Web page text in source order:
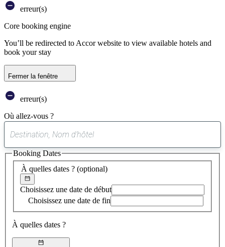
erreur(s)
Core booking engine
You’ll be redirected to Accor website to view available hotels and
book your stay
Fermer la fenêtre
erreur(s)
Où allez-vous ?
suggestion
trouvée
À quelles dates ? (optional)
Choisissez une date de début
Choisissez une date de fin
À quelles dates ?
Booking Dates